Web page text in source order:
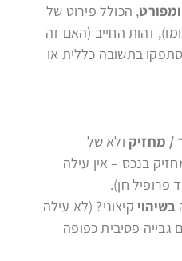
, הכולל פירוט של
זהות החייב (האם זה
בתשובה כללית או
/ מחזיק ולא של
בנכס – אין עילה
פרופיל חן).
בשיהוי קיצוני? (לא עילה
גבייה פסיבית כפופה